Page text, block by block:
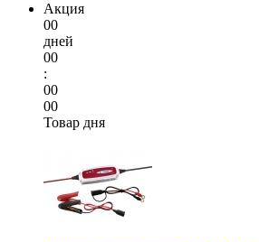
Акция
00
дней
00
:
00
00
Товар дня